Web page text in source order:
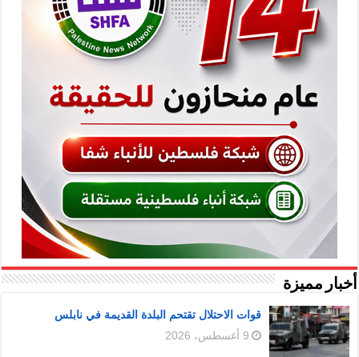
أخبار مميزة
قوات الاحتلال تقتحم البلدة القديمة في نابلس
9 أغسطس، 2026